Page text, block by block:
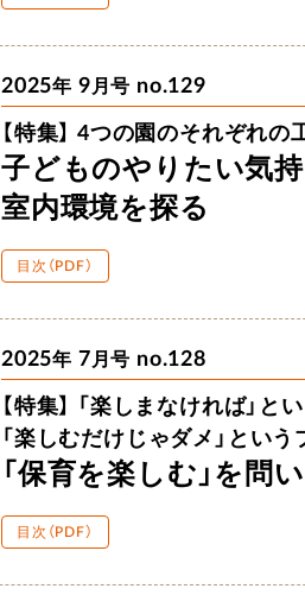
2025年 9 月号 no.129
【特集】 4つの園のそれぞれの
子どものやりたい気
室内環境を探る
目次（PDF）
2025年 7 月号 no.128
【特集】 「楽しまなければ」 と
「楽しむだけじゃダメ」 という
「保育を楽しむ」を 問
目次（PDF）